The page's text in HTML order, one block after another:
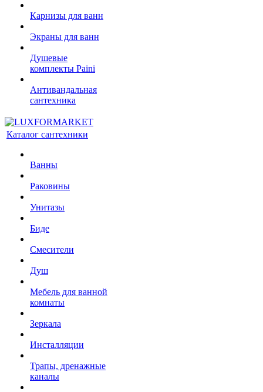
Карнизы для ванн
Экраны для ванн
Душевые
комплекты Paini
Антивандальная
сантехника
Каталог сантехники
Ванны
Раковины
Унитазы
Биде
Смесители
Душ
Мебель для ванной
комнаты
Зеркала
Инсталляции
Трапы, дренажные
каналы